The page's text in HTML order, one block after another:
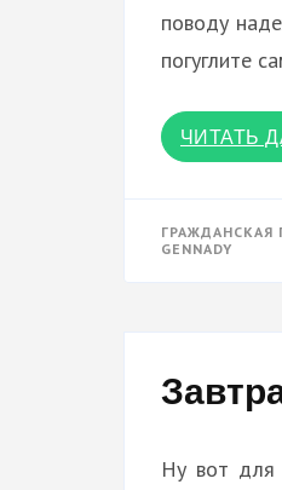
поводу
погуглите
ЧИТАТЬ
ГРАЖДАНСКАЯ
GENNADY
Ну вот для